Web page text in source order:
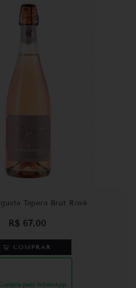
Tapera Brut Rosé
R$ 67,00
COMPRAR
Compre pelo WhatsApp